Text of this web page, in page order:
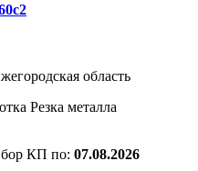
область
Резка металла
КП по: 07.08.2026